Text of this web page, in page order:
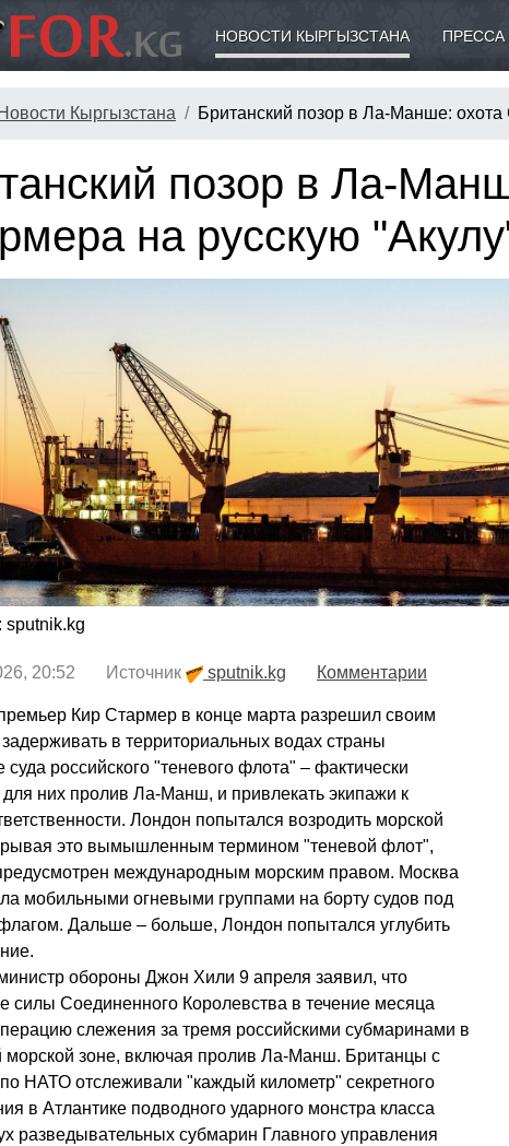
НОВОСТИ КЫРГЫЗСТАНА ПРЕССА
Новости Кыргызстана Британский позор в Ла-Манше:
позор в Ла-
на русскую
sputnik.kg
20:52 Источник sputnik.kg Комментарии
Кир Стармер в конце марта разрешил своим
в территориальных водах страны
суда российского "теневого флота" – фактически
для них пролив Ла-Манш, и привлекать экипажи к
Лондон попытался возродить морской
это вымышленным термином "теневой флот",
международным морским правом. Москва
мобильными огневыми группами на борту судов под
Дальше – больше, Лондон попытался углубить
обороны Джон Хили 9 апреля заявил, что
силы Соединенного Королевства в течение месяца
слежения за тремя российскими субмаринами в
зоне, включая пролив Ла-Манш. Британцы с
НАТО отслеживали "каждый километр" секретного
в Атлантике подводного ударного монстра класса
разведывательных субмарин Главного управления